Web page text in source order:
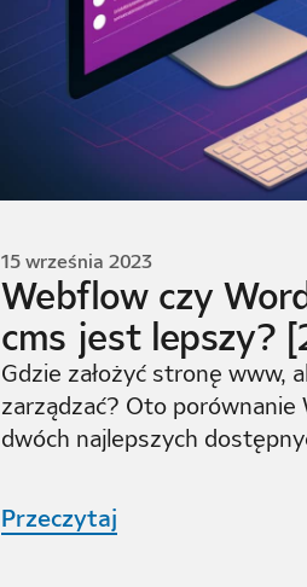
15 września 2023
Webflow czy
cms jest lepszy?
Gdzie założyć stronę www,
zarządzać? Oto
dwóch najlepszych
Przeczytaj